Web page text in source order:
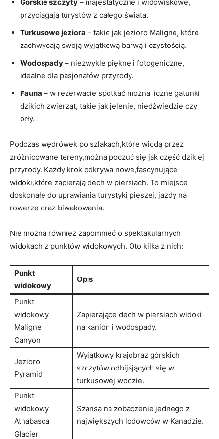
Górskie szczyty – majestatyczne i widowiskowe,
przyciągają turystów z całego świata.
Turkusowe jeziora – takie jak jezioro Maligne, które
zachwycają swoją wyjątkową barwą i czystością.
Wodospady – niezwykle piękne i fotogeniczne,
idealne dla pasjonatów przyrody.
Fauna – w rezerwacie spotkać można liczne gatunki
dzikich zwierząt, takie jak jelenie, niedźwiedzie czy
orły.
Podczas wędrówek po szlakach,które wiodą przez
zróżnicowane tereny,można poczuć się jak część dzikiej
przyrody. Każdy krok odkrywa nowe,fascynujące
widoki,które zapierają dech w piersiach. To miejsce
doskonałe do uprawiania turystyki pieszej, jazdy na
rowerze oraz biwakowania.
Nie można również zapomnieć o spektakularnych
widokach z punktów widokowych. Oto kilka z nich:
Punkt
widokowy
Opis
Punkt
widokowy
Maligne
Canyon
Zapierające dech w piersiach widoki
na kanion i wodospady.
Jezioro
Pyramid
Wyjątkowy krajobraz górskich
szczytów odbijających się w
turkusowej wodzie.
Punkt
widokowy
Athabasca
Glacier
Szansa na zobaczenie jednego z
największych lodowców w Kanadzie.